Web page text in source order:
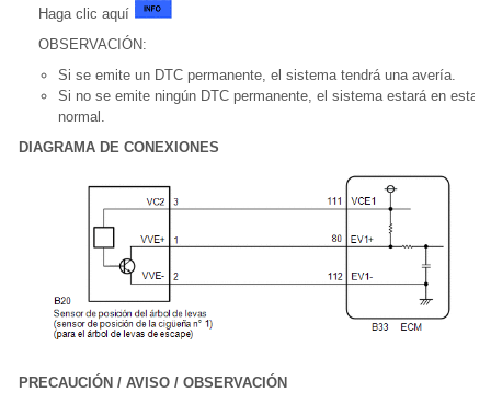
Haga clic aquí
OBSERVACIÓN:
Si se emite un DTC permanente, el sistema tendrá una avería.
Si no se emite ningún DTC permanente, el sistema estará en
normal.
DIAGRAMA DE CONEXIONES
PRECAUCIÓN / AVISO / OBSERVACIÓN